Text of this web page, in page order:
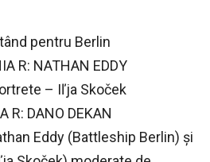
pentru Berlin
R: NATHAN EDDY
– Iľja Skoček
R: DANO DEKAN
Eddy (Battleship Berlin) și